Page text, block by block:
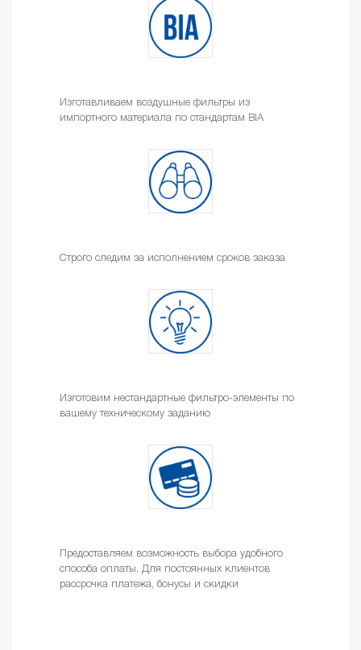
Изготавливаем воздушные фильтры из
импортного материала по стандартам BIA
Строго следим за исполнением сроков заказа
Изготовим нестандартные фильтро-элементы по
вашему техническому заданию
Предоставляем возможность выбора удобного
способа оплаты. Для постоянных клиентов
рассрочка платежа, бонусы и скидки